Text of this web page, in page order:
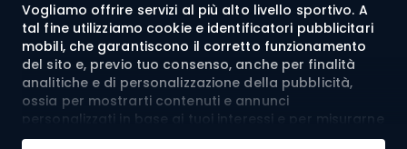
Vogliamo offrire servizi al più alto livello sportivo. A
tal fine utilizziamo cookie e identificatori pubblicitari
mobili, che garantiscono il corretto funzionamento
del sito e, previo tuo consenso, anche per finalità
analitiche e di personalizzazione della pubblicità,
ossia per mostrarti contenuti e annunci
personalizzati in base ai tuoi interessi e per misurarne
l’efficacia. I cookie e gli identificatori pubblicitari
Regolamento
Chi siamo